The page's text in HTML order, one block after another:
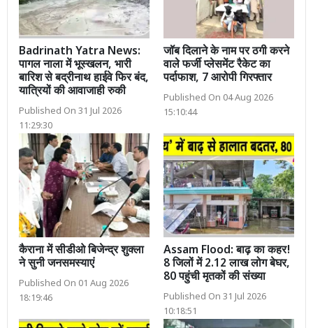
Badrinath Yatra News:
पागल नाला में भूस्खलन, भारी
बारिश से बद्रीनाथ हाईवे फिर बंद,
यात्रियों की आवाजाही रुकी
Published On 31 Jul 2026
11:29:30
जॉब दिलाने के नाम पर ठगी करने
वाले फर्जी प्लेसमेंट रैकेट का
पर्दाफाश, 7 आरोपी गिरफ्तार
Published On 04 Aug 2026
15:10:44
कैराना में सीडीओ बिजेन्द्र शुक्ला
ने सुनी जनसमस्याएं
Published On 01 Aug 2026
18:19:46
Assam Flood: बाढ़ का कहर!
8 जिलों में 2.12 लाख लोग बेघर,
80 पहुंची मृतकों की संख्या
Published On 31 Jul 2026
10:18:51